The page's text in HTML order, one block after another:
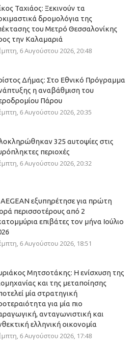
Ταχιάος: Ξεκινούν τα
δρομολόγια της
του Μετρό Θεσσαλονίκης
την Καλαμαριά
6 Αυγούστου 2026, 20:48
Δήμας: Στο Εθνικό Πρόγραμμα
η αναβάθμιση του
Πάρου
6 Αυγούστου 2026, 20:35
325 αυτοψίες στις
περιοχές
6 Αυγούστου 2026, 20:32
εξυπηρέτησε για πρώτη
περισσοτέρους από 2
επιβάτες τον μήνα Ιούλιο
6 Αυγούστου 2026, 18:51
Μητσοτάκης: Η ενίσχυση της
και της μεταποίησης
μία στρατηγική
για μία πιο
ανταγωνιστική και
ελληνική οικονομία
6 Αυγούστου 2026, 17:48